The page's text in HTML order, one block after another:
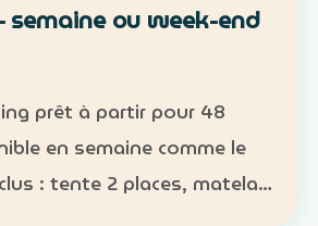
semaine ou week-end
prêt à partir pour 48
en semaine comme le